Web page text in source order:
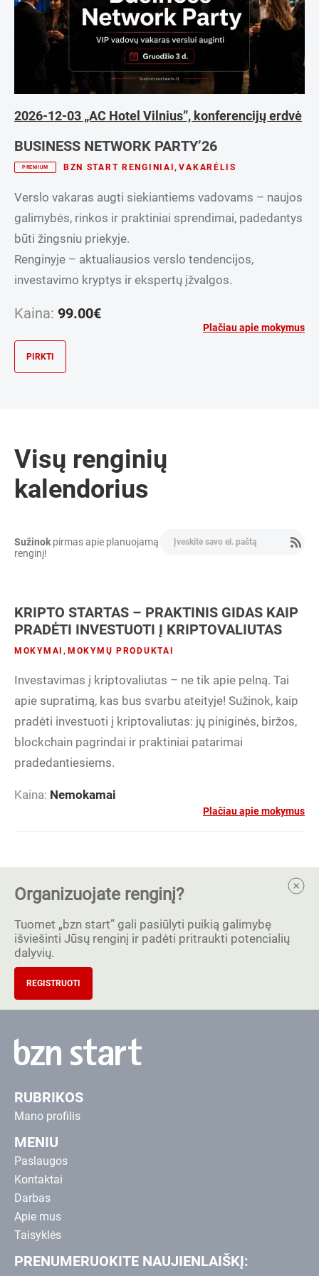
Verslo plėtra
2026-12-03 „AC Hotel Vilnius”, konferencijų erdvė
BUSINESS NETWORK PARTY’26
PREMIUM BZN START RENGINIAI ,VAKARĖLIS
Verslo vakaras augti siekiantiems vadovams – naujos
galimybės, rinkos ir praktiniai sprendimai, padedantys
būti žingsniu priekyje.
Renginyje – aktualiausios verslo tendencijos,
investavimo kryptys ir ekspertų įžvalgos.
Kaina: 99.00€
Plačiau apie mokymus
PIRKTI
Visų renginių
kalendorius
Sužinok pirmas apie planuojamą
renginį!
KRIPTO STARTAS – PRAKTINIS GIDAS KAIP
PRADĖTI INVESTUOTI Į KRIPTOVALIUTAS
MOKYMAI , MOKYMŲ PRODUKTAI
Investavimas į kriptovaliutas – ne tik apie pelną. Tai
apie supratimą, kas bus svarbu ateityje! Sužinok, kaip
pradėti investuoti į kriptovaliutas: jų piniginės, biržos,
blockchain pagrindai ir praktiniai patarimai
pradedantiesiems.
Kaina: Nemokamai
Plačiau apie mokymus
Organizuojate renginį?
Tuomet „bzn start” gali pasiūlyti puikią galimybę
išviešinti Jūsų renginį ir padėti pritraukti potencialių
dalyvių.
REGISTRUOTI
RUBRIKOS
Mano profilis
MENIU
Paslaugos
Kontaktai
Darbas
Apie mus
Taisyklės
PRENUMERUOKITE NAUJIENLAIŠKĮ: